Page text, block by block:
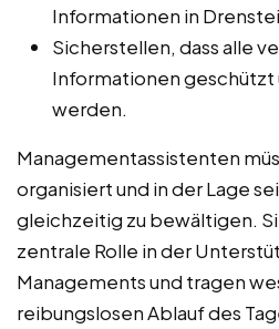
Informationen in
Sicherstellen, dass alle
Informationen geschützt
werden.
Managementassistenten
organisiert und in der Lage
gleichzeitig zu bewältigen.
zentrale Rolle in der
Managements und tragen
reibungslosen Ablauf des